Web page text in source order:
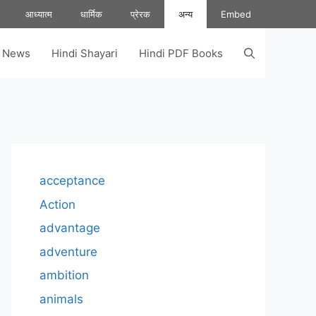
आध्यात्म धार्मिक प्रेरक अन्य Embed
Hindi Shayari Hindi PDF Books
acceptance
Action
advantage
adventure
ambition
animals